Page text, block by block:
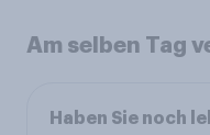
Am selben Tag
Haben Sie noch